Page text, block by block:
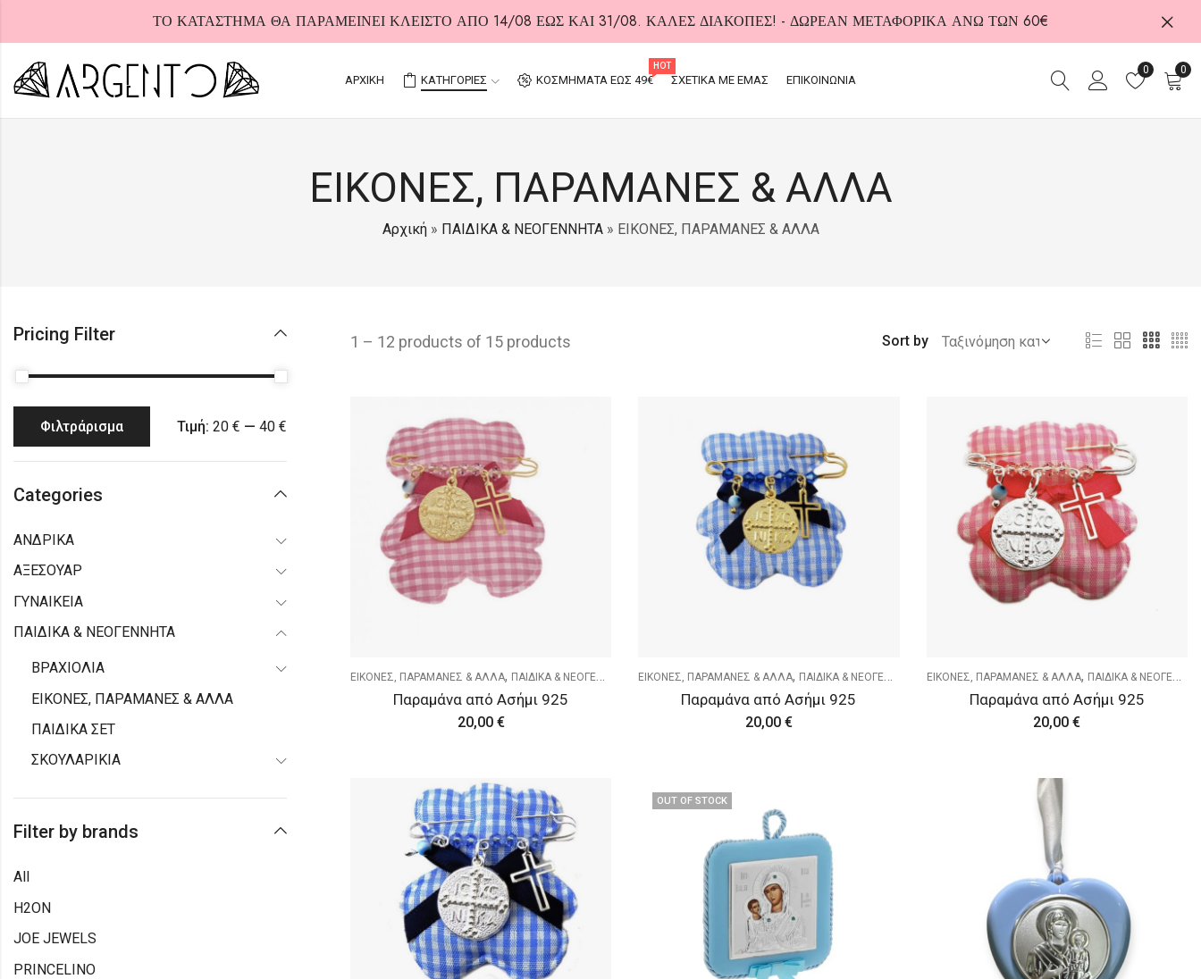
ΤΟ ΚΑΤΑΣΤΗΜΑ ΘΑ ΠΑΡΑΜΕΙΝΕΙ ΚΛΕΙΣΤΟ ΑΠΟ 14/08 ΕΩΣ ΚΑΙ 31/08. ΚΑΛΕΣ ΔΙΑΚΟΠΕΣ! - ΔΩΡΕΑΝ ΜΕΤΑΦΟΡΙΚΑ ΑΝΩ ΤΩΝ 60€
ΑΡΧΙΚΗ ΚΑΤΗΓΟΡΙΕΣ ΚΟΣΜΗΜΑΤΑ ΕΩΣ 49€
HOT
ΣΧΕΤΙΚΑ ΜΕ ΕΜΑΣ ΕΠΙΚΟΙΝΩΝΙΑ
0 0
ΕΙΚΟΝΕΣ, ΠΑΡΑΜΑΝΕΣ & ΑΛΛΑ
Αρχική» ΠΑΙΔΙΚΑ & ΝΕΟΓΕΝΝΗΤΑ» ΕΙΚΟΝΕΣ, ΠΑΡΑΜΑΝΕΣ & ΑΛΛΑ
1 – 12 products of 15 products Sort by
ΕΙΚΟΝΕΣ, ΠΑΡΑΜΑΝΕΣ & ΑΛΛΑ, ΠΑΙΔΙΚΑ & ΝΕΟΓΕΝΝΗΤΑ
Παραμάνα από Ασήμι 925
20,00 €
ΕΙΚΟΝΕΣ, ΠΑΡΑΜΑΝΕΣ & ΑΛΛΑ, ΠΑΙΔΙΚΑ & ΝΕΟΓΕΝΝΗΤΑ
Παραμάνα από Ασήμι 925
20,00 €
ΕΙΚΟΝΕΣ, ΠΑΡΑΜΑΝΕΣ & ΑΛΛΑ, ΠΑΙΔΙΚΑ & ΝΕΟΓΕΝΝΗΤΑ
Παραμάνα από Ασήμι 925
20,00€
OUT OF STOCK
Pricing Filter
Φιλτράρισμα Τιμή: 20 € — 40 €
Categories
ΑΝΔΡΙΚΑ
ΑΞΕΣΟΥΑΡ
ΓΥΝΑΙΚΕΙΑ
ΠΑΙΔΙΚΑ & ΝΕΟΓΕΝΝΗΤΑ
ΒΡΑΧΙΟΛΙΑ
ΕΙΚΟΝΕΣ, ΠΑΡΑΜΑΝΕΣ & ΑΛΛΑ
ΠΑΙΔΙΚΑ ΣΕΤ
ΣΚΟΥΛΑΡΙΚΙΑ
Filter by brands
All
H2ON
JOE JEWELS
PRINCELINO